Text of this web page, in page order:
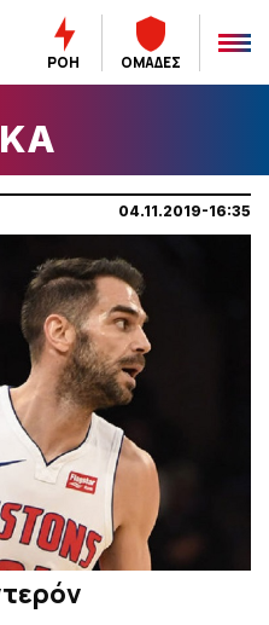
ΡΟΗ ΟΜΑΔΕΣ
04.11.2019-16:35